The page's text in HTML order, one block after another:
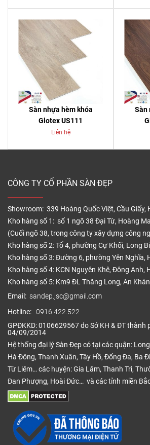
Sàn nhựa hèm khóa
Glotex US111
Liên hệ
Sàn
CÔNG TY CỔ PHẦN SÀN ĐẸP
Showroom: 339 Hoàng Quốc Việt, Cầu Giấy,
Kho hàng số 1: số 1 ngõ 38 Đại Từ, Hoàng
(Cuối ngõ 38, trong công ty xây dựng công
Kho hàng số 2: Tổ 4, phường Cự Khối, Long
Kho hàng số 3: Đường 6, phường Yên Nghĩa,
Kho hàng số 4: KCN Nguyên Khê, Đông Anh,
Kho hàng số 5: Km9 ĐL Thăng Long, An
Email: sandep.jsc@gmail.com
Hotline: 0916.422.522
GPĐKKD: 0106629567 do Sở KH & ĐT thành
04/09/2014
Hệ thống đại lý Sàn Đẹp có tại các quận:
Hà Đông, Thanh Xuân, Tây Hồ, Đống Đa, Ba
Từ Liêm… các huyện: Gia Lâm, Thanh Trì,
Đan Phượng, Hoài Đức… và các tỉnh miền